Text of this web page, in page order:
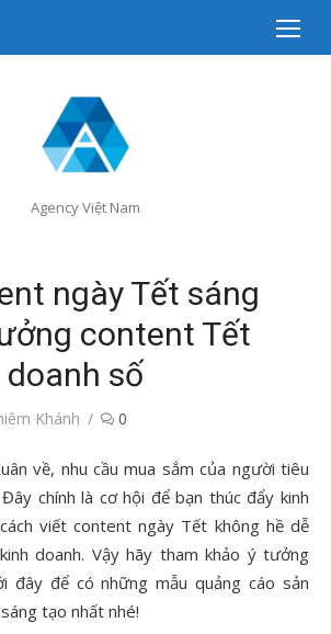
Agency Việt Nam
ngày Tết sáng
content Tết
số
Khánh 0
về, nhu cầu mua sắm của người tiêu
chính là cơ hội để bạn thúc đẩy kinh
viết content ngày Tết không hề dễ
doanh. Vậy hãy tham khảo ý tưởng
đây để có những mẫu quảng cáo sản
tạo nhất nhé!